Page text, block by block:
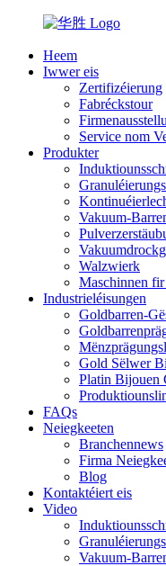
Heem
Iwwer eis
Zertifizéierung
Fabréckstour
Service nom
Produkter
Vakuum-
Walzwierk
Maschinnen
Industrieléisungen
Goldbarren-
Gold Sëlwer
Platin Bijouen
FAQs
Neiegkeeten
Branchennews
Firma
Blog
Kontaktéiert eis
Video
Vakuum-